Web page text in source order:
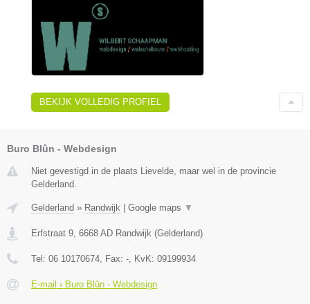
BEKIJK VOLLEDIG PROFIEL
Buro Blûn - Webdesign
Niet gevestigd in de plaats Lievelde, maar wel in de provincie
Gelderland.
Gelderland » Randwijk Google maps ▼
Erfstraat 9, 6668 AD Randwijk (Gelderland)
Tel: 06 10170674, Fax: -, KvK: 09199934
E-mail › Buro Blûn - Webdesign